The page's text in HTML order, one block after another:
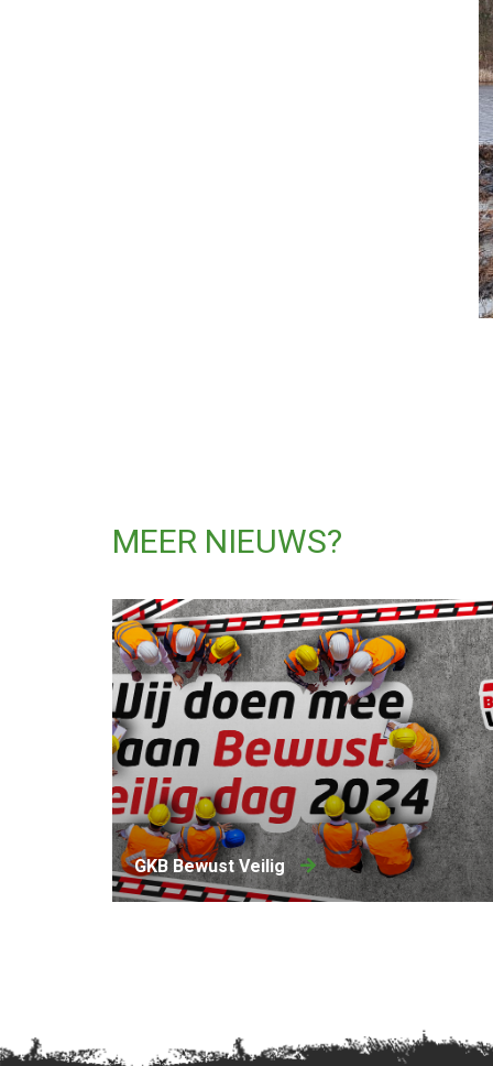
MEER NIEUWS?
GKB Bewust Veilig